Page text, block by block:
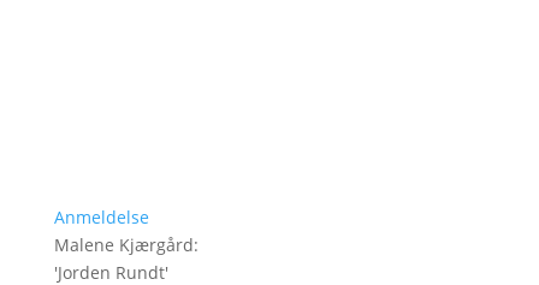
Anmeldelse
Malene Kjærgård:
'Jorden Rundt'